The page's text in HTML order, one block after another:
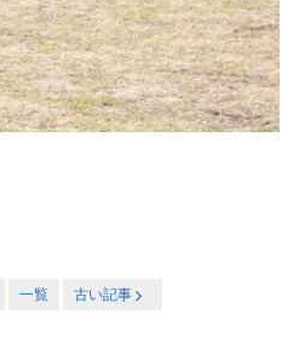
一覧 古い記事